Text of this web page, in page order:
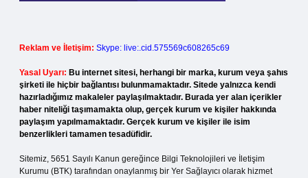
Reklam ve İletişim: Skype: live:.cid.575569c608265c69
Yasal Uyarı: Bu internet sitesi, herhangi bir marka, kurum veya şahıs
şirketi ile hiçbir bağlantısı bulunmamaktadır. Sitede yalnızca kendi
hazırladığımız makaleler paylaşılmaktadır. Burada yer alan içerikler
haber niteliği taşımamakta olup, gerçek kurum ve kişiler hakkında
paylaşım yapılmamaktadır. Gerçek kurum ve kişiler ile isim
benzerlikleri tamamen tesadüfidir.
Sitemiz, 5651 Sayılı Kanun gereğince Bilgi Teknolojileri ve İletişim
Kurumu (BTK) tarafından onaylanmış bir Yer Sağlayıcı olarak hizmet